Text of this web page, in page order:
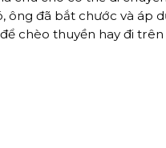
ông đã bắt chước và áp
chèo thuyền hay đi trên